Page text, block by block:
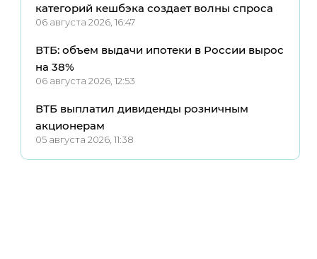
категорий кешбэка создает волны спроса
06 августа 2026, 16:47
ВТБ: объем выдачи ипотеки в России вырос
на 38%
06 августа 2026, 12:53
ВТБ выплатил дивиденды розничным
акционерам
05 августа 2026, 11:38